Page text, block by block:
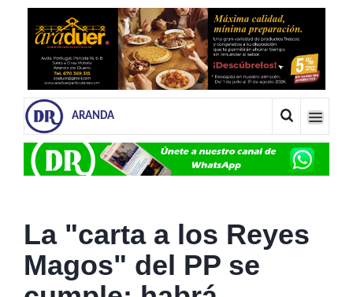
ARANDA
La "carta a los Reyes
Magos" del PP se